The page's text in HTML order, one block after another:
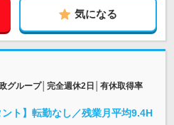
気になる
グループ│完全週休2日│有休取得率
ント】転勤なし／残業月平均9.4H